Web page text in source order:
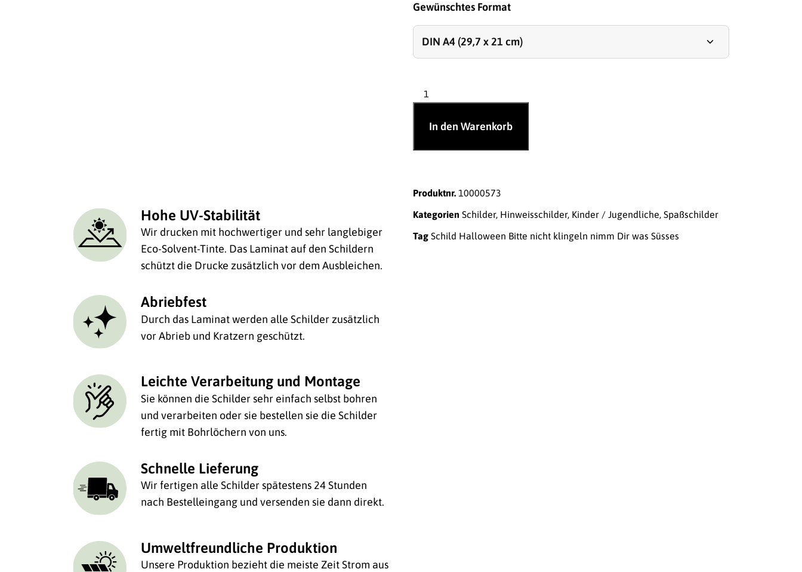
Hohe UV-Stabilität
Wir drucken mit hochwertiger und sehr langlebiger
Eco-Solvent-Tinte. Das Laminat auf den Schildern
schützt die Drucke zusätzlich vor dem Ausbleichen.
Abriebfest
Durch das Laminat werden alle Schilder zusätzlich
vor Abrieb und Kratzern geschützt.
Leichte Verarbeitung und Montage
Sie können die Schilder sehr einfach selbst bohren
und verarbeiten oder sie bestellen sie die Schilder
fertig mit Bohrlöchern von uns.
Schnelle Lieferung
Wir fertigen alle Schilder spätestens 24 Stunden
nach Bestelleingang und versenden sie dann direkt.
Umweltfreundliche Produktion
Unsere Produktion bezieht die meiste Zeit Strom aus
Gewünschtes Format
In den Warenkorb
Produktnr. 10000573
Kategorien Schilder, Hinweisschilder, Kinder / Jugendliche, Spaßschilder
Tag Schild Halloween Bitte nicht klingeln nimm Dir was Süsses